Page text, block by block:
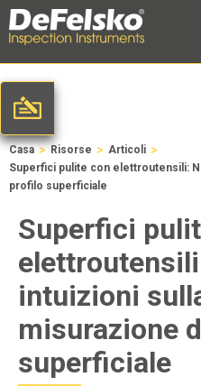
Casa > Risorse > Articoli >
Superfici pulite con elettroutensili:
profilo superficiale
Superfici
intuizioni
misurazione
superficiale